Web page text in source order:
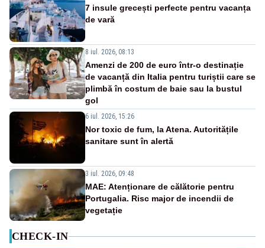
7 insule grecești perfecte pentru vacanța
de vară
8 iul. 2026, 08:13
Amenzi de 200 de euro într-o destinație
de vacanță din Italia pentru turiștii care se
plimbă în costum de baie sau la bustul
gol
6 iul. 2026, 15:26
Nor toxic de fum, la Atena. Autoritățile
sanitare sunt în alertă
3 iul. 2026, 09:48
MAE: Atenționare de călătorie pentru
Portugalia. Risc major de incendii de
vegetație
CHECK-IN